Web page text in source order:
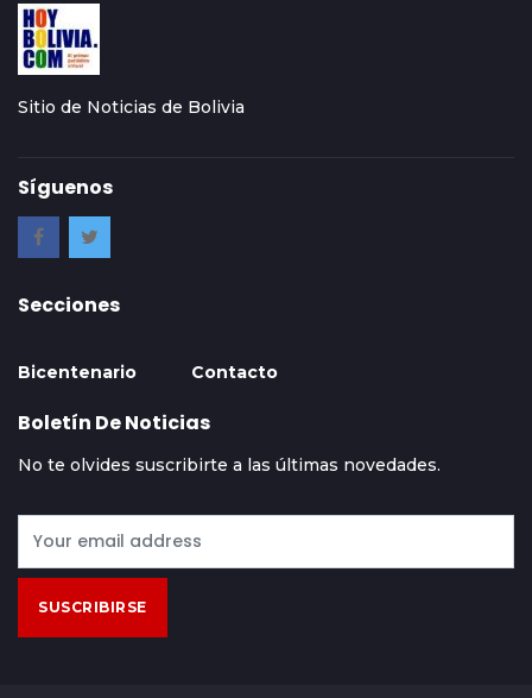
Sitio de Noticias de Bolivia
Síguenos
Secciones
Bicentenario Contacto
Boletín De Noticias
No te olvides suscribirte a las últimas novedades.
SUSCRIBIRSE